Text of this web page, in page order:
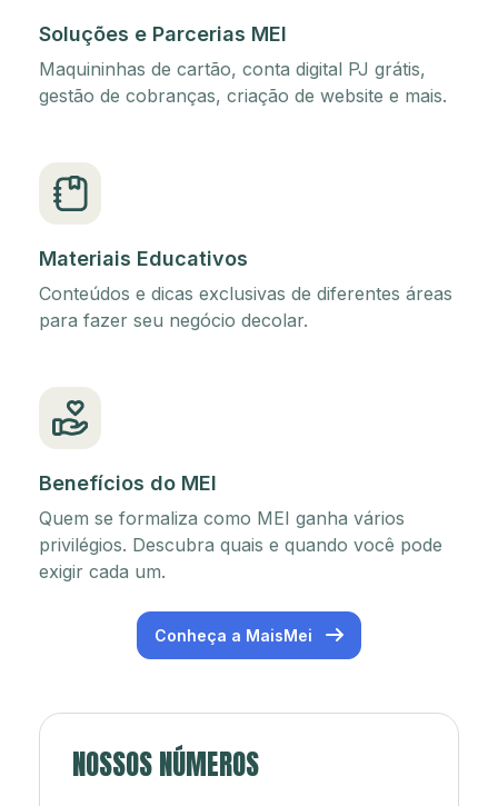
Soluções e Parcerias MEI
Maquininhas de cartão, conta digital PJ grátis,
gestão de cobranças, criação de website e mais.
Materiais Educativos
Conteúdos e dicas exclusivas de diferentes áreas
para fazer seu negócio decolar.
Benefícios do MEI
Quem se formaliza como MEI ganha vários
privilégios. Descubra quais e quando você pode
exigir cada um.
Conheça a MaisMei
NOSSOS NÚMEROS